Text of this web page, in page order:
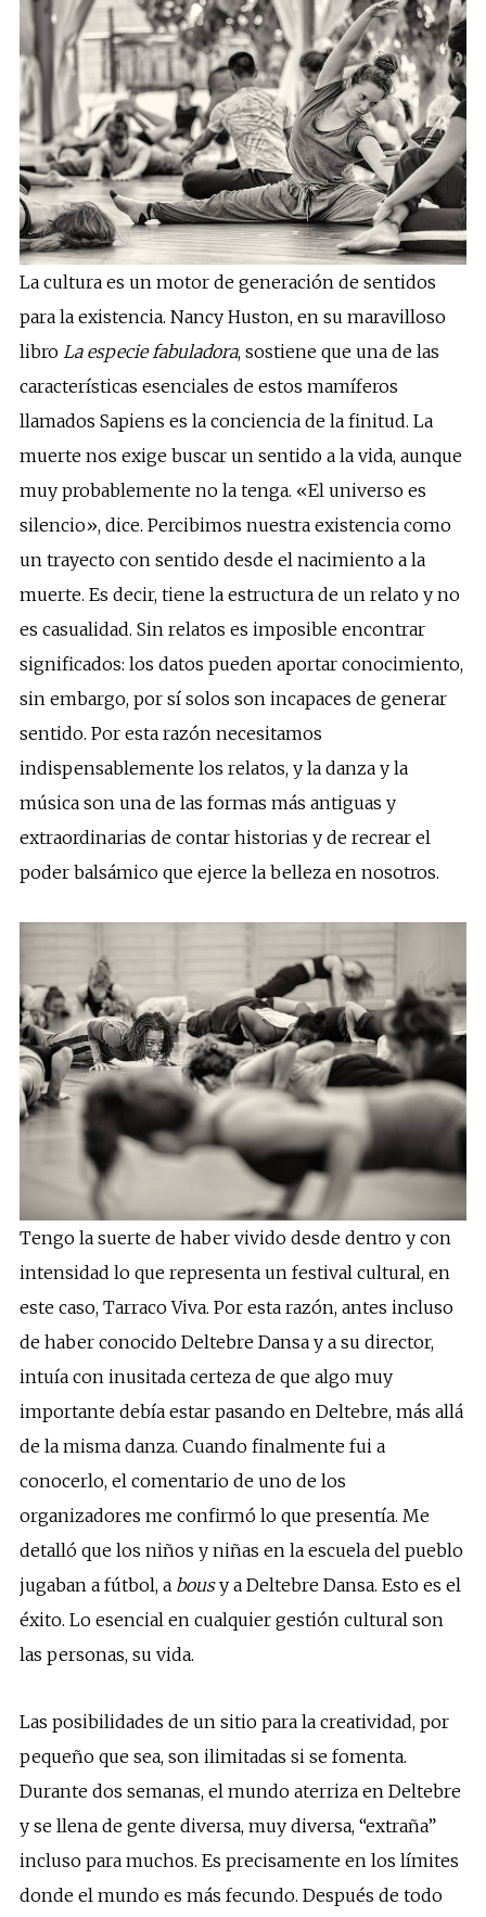
La cultura es un motor de generación de sentidos
para la existencia. Nancy Huston, en su maravilloso
libro La especie fabuladora, sostiene que una de las
características esenciales de estos mamíferos
llamados Sapiens es la conciencia de la finitud. La
muerte nos exige buscar un sentido a la vida, aunque
muy probablemente no la tenga. «El universo es
silencio», dice. Percibimos nuestra existencia como
un trayecto con sentido desde el nacimiento a la
muerte. Es decir, tiene la estructura de un relato y no
es casualidad. Sin relatos es imposible encontrar
significados: los datos pueden aportar conocimiento,
sin embargo, por sí solos son incapaces de generar
sentido. Por esta razón necesitamos
indispensablemente los relatos, y la danza y la
música son una de las formas más antiguas y
extraordinarias de contar historias y de recrear el
poder balsámico que ejerce la belleza en nosotros.
Tengo la suerte de haber vivido desde dentro y con
intensidad lo que representa un festival cultural, en
este caso, Tarraco Viva. Por esta razón, antes incluso
de haber conocido Deltebre Dansa y a su director,
intuía con inusitada certeza de que algo muy
importante debía estar pasando en Deltebre, más allá
de la misma danza. Cuando finalmente fui a
conocerlo, el comentario de uno de los
organizadores me confirmó lo que presentía. Me
detalló que los niños y niñas en la escuela del pueblo
jugaban a fútbol, a bousy a Deltebre Dansa. Esto es el
éxito. Lo esencial en cualquier gestión cultural son
las personas, su vida.
Las posibilidades de un sitio para la creatividad, por
pequeño que sea, son ilimitadas si se fomenta.
Durante dos semanas, el mundo aterriza en Deltebre
y se llena de gente diversa, muy diversa, “extraña”
incluso para muchos. Es precisamente en los límites
donde el mundo es más fecundo. Después de todo